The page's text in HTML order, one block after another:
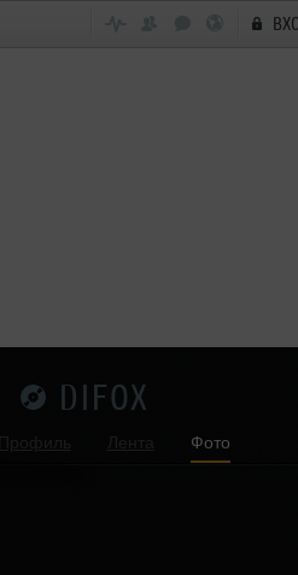
DIFOX
Фото